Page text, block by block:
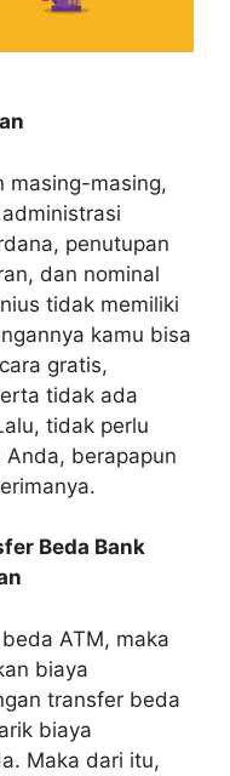
masing-masing,
penutupan
dan nominal
tidak memiliki
kamu bisa
gratis,
tidak ada
tidak perlu
berapapun
Beda Bank
ATM, maka
biaya
transfer beda
biaya
Maka dari itu,